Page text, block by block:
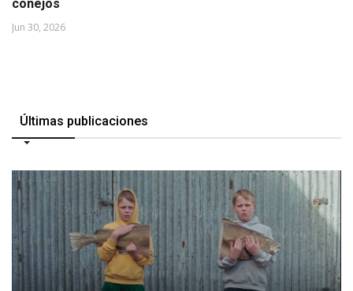
conejos
Jun 30, 2026
Últimas publicaciones